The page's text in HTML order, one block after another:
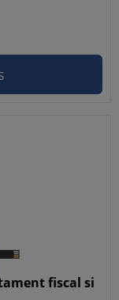
fiscal si